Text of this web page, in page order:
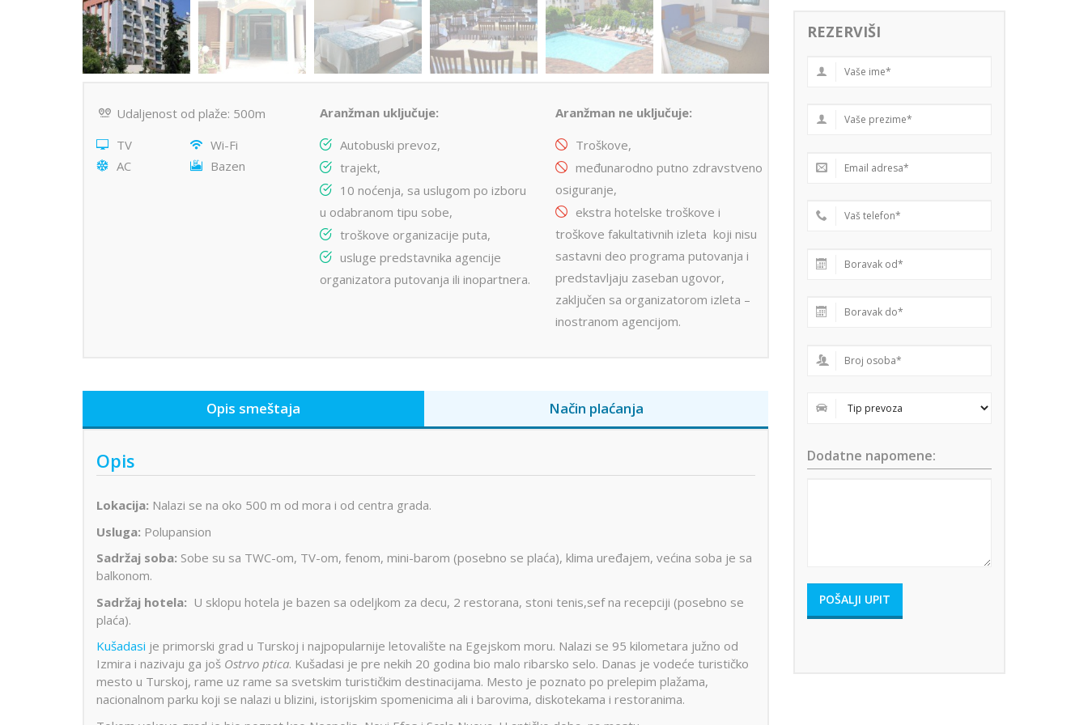
Udaljenost od plaže: 500m
TV
Wi-Fi
AC
Bazen
Aranžman uključuje:
Autobuski prevoz,
trajekt,
10 noćenja, sa uslugom po izboru
u odabranom tipu sobe,
troškove organizacije puta,
usluge predstavnika agencije
organizatora putovanja ili inopartnera.
Aranžman ne uključuje:
Troškove,
međunarodno putno zdravstveno
osiguranje,
ekstra hotelske troškove i
troškove fakultativnih izleta koji nisu
sastavni deo programa putovanja i
predstavljaju zaseban ugovor,
zaključen sa organizatorom izleta –
inostranom agencijom.
Opis smeštaja Način plaćanja
Opis
Lokacija: Nalazi se na oko 500 m od mora i od centra grada.
Usluga: Polupansion
Sadržaj soba: Sobe su sa TWC-om, TV-om, fenom, mini-barom (posebno se plaća), klima uređajem, većina soba je sa
balkonom.
Sadržaj hotela: U sklopu hotela je bazen sa odeljkom za decu, 2 restorana, stoni tenis,sef na recepciji (posebno se
plaća).
Kušadasi je primorski grad u Turskoj i najpopularnije letovalište na Egejskom moru. Nalazi se 95 kilometara južno od
Izmira i nazivaju ga još Ostrvo ptica. Kušadasi je pre nekih 20 godina bio malo ribarsko selo. Danas je vodeće turističko
mesto u Turskoj, rame uz rame sa svetskim turističkim destinacijama. Mesto je poznato po prelepim plažama,
nacionalnom parku koji se nalazi u blizini, istorijskim spomenicima ali i barovima, diskotekama i restoranima.
REZERVIŠI
Dodatne napomene: